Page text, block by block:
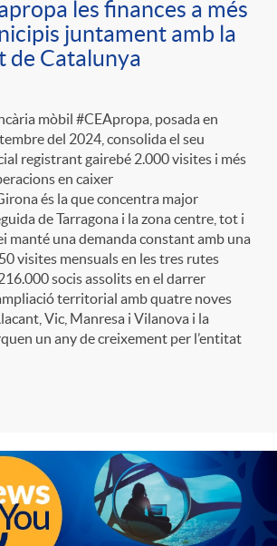
les finances a més
juntament amb la
de Catalunya
mòbil #CEApropa, posada en
del 2024, consolida el seu
registrant gairebé 2.000 visites i més
en caixer
és la que concentra major
de Tarragona i la zona centre, tot i
manté una demanda constant amb una
visites mensuals en les tres rutes
socis assolits en el darrer
territorial amb quatre noves
Vic, Manresa i Vilanova i la
un any de creixement per l’entitat